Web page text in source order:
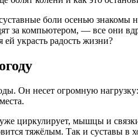
боли осенью
за компьютером, — все они
украсть радость жизни?
Он несет огромную
циркулирует, мышцы и
тяжёлым. Так и суставы